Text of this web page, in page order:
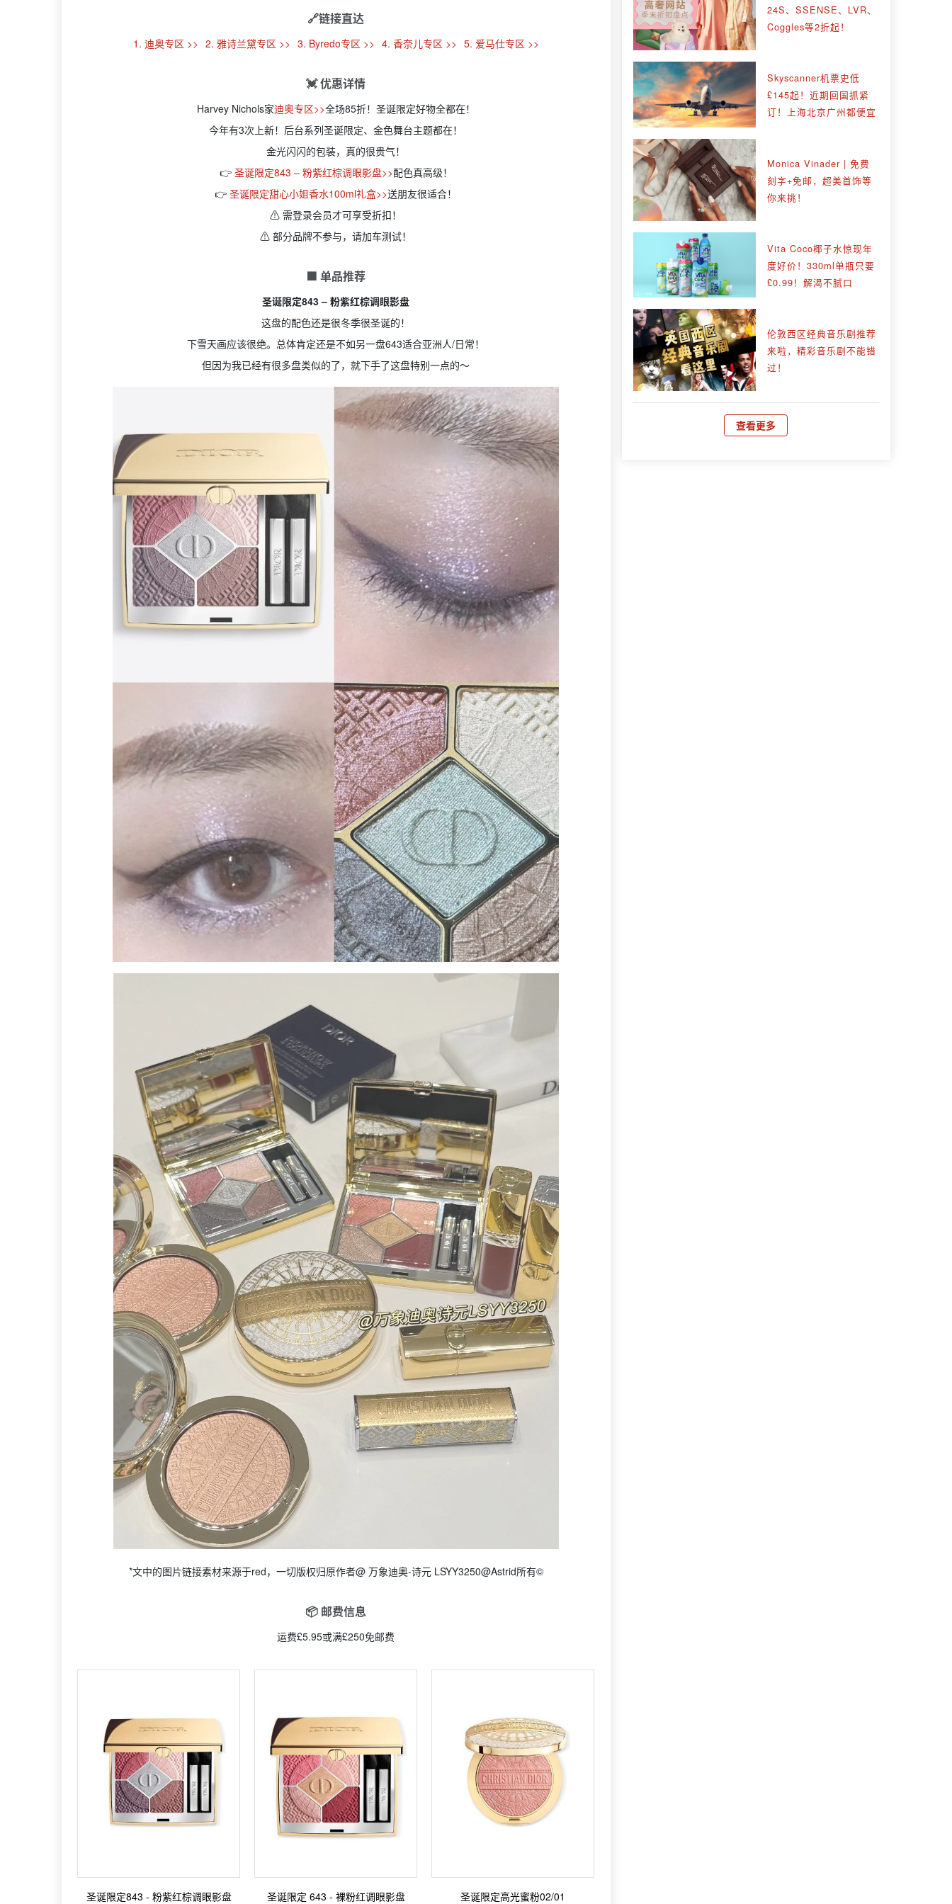
🔗链接直达
1. 迪奥专区 >> 2. 雅诗兰黛专区 >> 3. Byredo专区 >> 4. 香奈儿专区 >> 5. 爱马仕专区 >>
💓 优惠详情
Harvey Nichols家迪奥专区>>全场85折！圣诞限定好物全都在！
今年有3次上新！后台系列圣诞限定、金色舞台主题都在！
金光闪闪的包装，真的很贵气！
👉 圣诞限定843 – 粉紫红棕调眼影盘>>配色真高级！
👉圣诞限定甜心小姐香水100ml礼盒>>送朋友很适合！
⚠️ 需登录会员才可享受折扣！
⚠️ 部分品牌不参与，请加车测试！
🟩 单品推荐
圣诞限定843 – 粉紫红棕调眼影盘
这盘的配色还是很冬季很圣诞的！
下雪天画应该很绝。总体肯定还是不如另一盘643适合亚洲人/日常！
但因为我已经有很多盘类似的了，就下手了这盘特别一点的～
*文中的图片链接素材来源于red，一切版权归原作者@ 万象迪奥-诗元 LSYY3250@Astrid所有©
📦 邮费信息
运费£5.95或满£250免邮费
圣诞限定843 - 粉紫红棕调眼影盘 圣诞限定 643 - 裸粉红调眼影盘 圣诞限定高光蜜粉02/01
24S、SSENSE、LVR、
Coggles等2折起！
Skyscanner机票史低
£145起！近期回国抓紧
订！上海北京广州都便宜
Monica Vinader | 免费
刻字+免邮，超美首饰等
你来挑！
Vita Coco椰子水惊现年
度好价！330ml单瓶只要
£0.99！解渴不腻口
伦敦西区经典音乐剧推荐
来啦，精彩音乐剧不能错
过！
查看更多